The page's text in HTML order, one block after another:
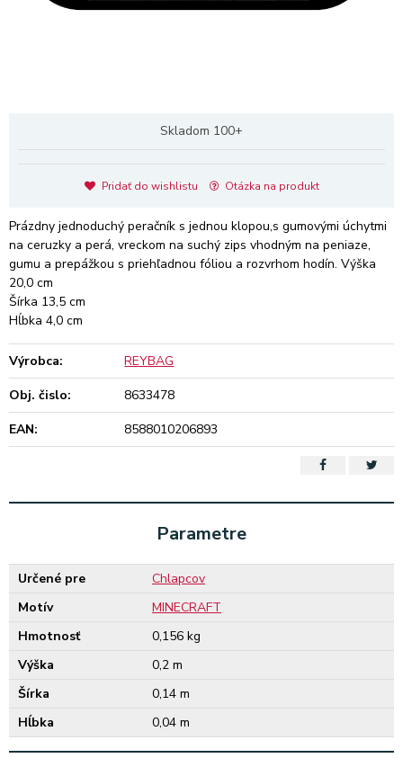
Skladom 100+
Pridať do wishlistu Otázka na produkt
Prázdny jednoduchý peračník s jednou klopou,s gumovými úchytmi
na ceruzky a perá, vreckom na suchý zips vhodným na peniaze,
gumu a prepážkou s priehľadnou fóliou a rozvrhom hodín. Výška
20,0 cm
Šírka 13,5 cm
Hĺbka 4,0 cm
Výrobca:
REYBAG
Obj. čislo:
8633478
EAN:
8588010206893
Parametre
Určené pre
Chlapcov
Motív
MINECRAFT
Hmotnosť
0,156 kg
Výška
0,2 m
Šírka
0,14 m
Hĺbka
0,04 m